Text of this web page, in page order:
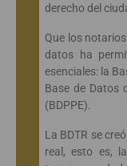
derecho del
Que los
datos ha
esenciales: la
Base de Datos
(BDPPE).
La BDTR se
real, esto es,